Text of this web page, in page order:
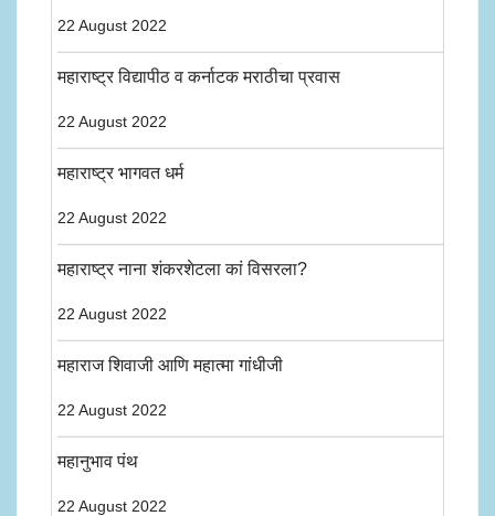
22 August 2022
महाराष्ट्र विद्यापीठ व कर्नाटक मराठीचा प्रवास
22 August 2022
महाराष्ट्र भागवत धर्म
22 August 2022
महाराष्ट्र नाना शंकरशेटला कां विसरला?
22 August 2022
महाराज शिवाजी आणि महात्मा गांधीजी
22 August 2022
महानुभाव पंथ
22 August 2022